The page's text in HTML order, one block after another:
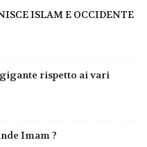
ISLAM E OCCIDENTE
gigante rispetto ai vari
Imam ?